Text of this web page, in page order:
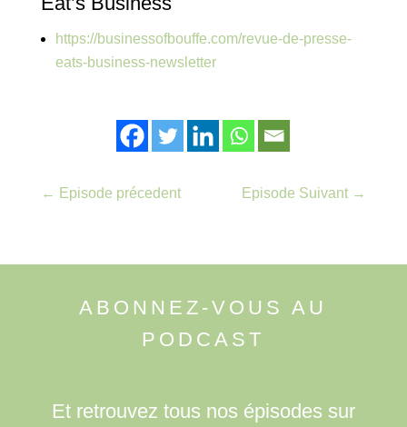
https://businessofbouffe.com/revue-de-presse-
eats-business-newsletter
← Episode précedent Episode Suivant →
ABONNEZ-VOUS AU
PODCAST
Et retrouvez tous nos épisodes sur